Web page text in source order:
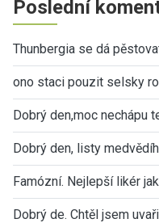
Poslední
Thunbergia se dá
ono staci pouzit selsky
Dobrý den,moc nechápu
Dobrý den, listy
Famózní. Nejlepší likér
Dobrý de. Chtěl jsem